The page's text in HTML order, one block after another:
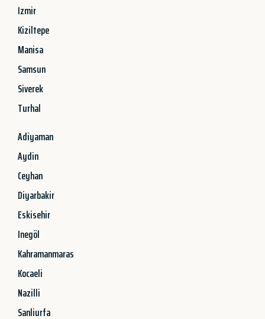
Izmir
Kiziltepe
Manisa
Samsun
Siverek
Turhal
Adiyaman
Aydin
Ceyhan
Diyarbakir
Eskisehir
Inegöl
Kahramanmaras
Kocaeli
Nazilli
Sanliurfa